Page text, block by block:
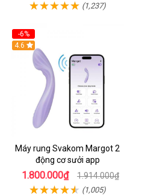
(1,237)
-6%
4.6
Máy rung Svakom Margot 2
động cơ sưởi app
1.800.000₫ 1.914.000₫
(1,005)